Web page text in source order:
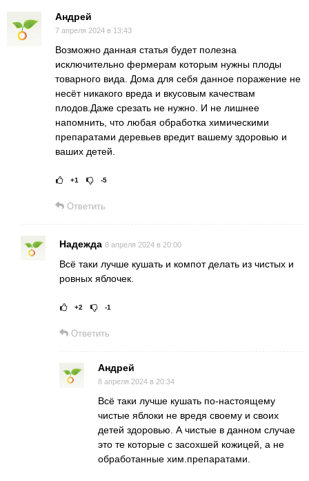
Андрей
7 апреля 2024 в 13:43
Возможно данная статья будет полезна
исключительно фермерам которым нужны плоды
товарного вида. Дома для себя данное поражение не
несёт никакого вреда и вкусовым качествам
плодов.Даже срезать не нужно. И не лишнее
напомнить, что любая обработка химическими
препаратами деревьев вредит вашему здоровью и
ваших детей.
Рейтинг статьи:
+1 -5
Ответить
Надежда 8 апреля 2024 в 20:00
Всё таки лучше кушать и компот делать из чистых и
ровных яблочек.
Рейтинг статьи:
+2 -1
Ответить
Андрей
8 апреля 2024 в 20:34
Всё таки лучше кушать по-настоящему
чистые яблоки не вредя своему и своих
детей здоровью. А чистые в данном случае
это те которые с засохшей кожицей, а не
обработанные хим.препаратами.